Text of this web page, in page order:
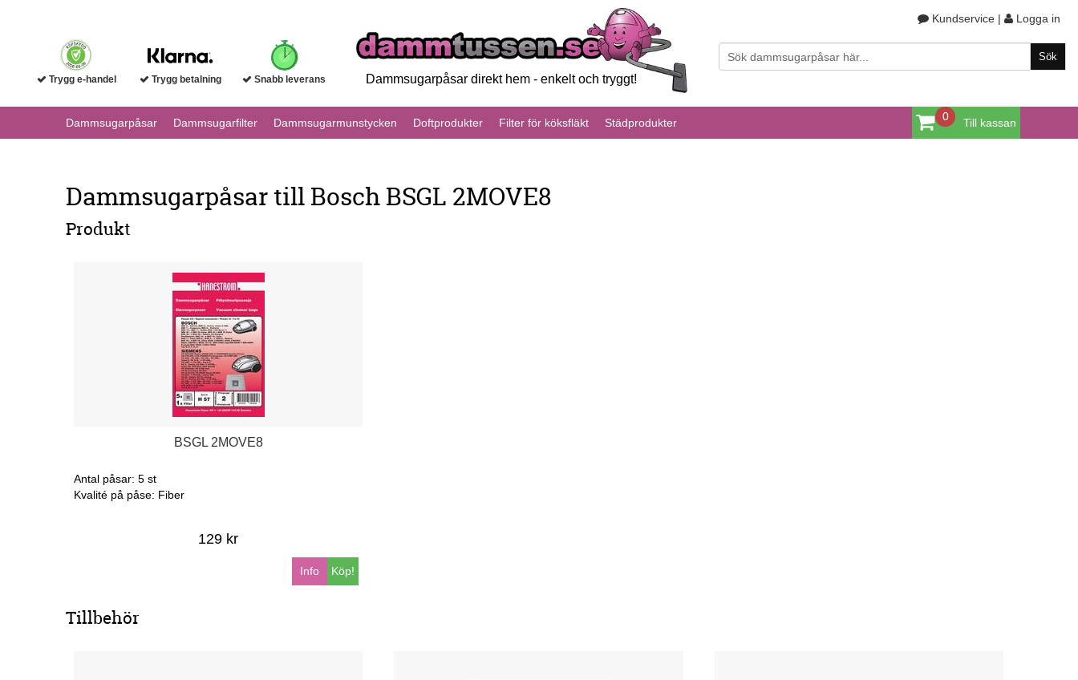
Dammsugarpåsar direkt hem - enkelt och tryggt!
Trygg e-handel Trygg betalning Snabb leverans
Kundservice | Logga in
0 Till kassan
Dammsugarpåsar Dammsugarfilter Dammsugarmunstycken Doftprodukter Filter för köksfläkt Städprodukter
Dammsugarpåsar till Bosch BSGL 2MOVE8
Produkt
BSGL 2MOVE8
Antal påsar: 5 st
Kvalité på påse: Fiber
129 kr
Köp!
Info
Tillbehör